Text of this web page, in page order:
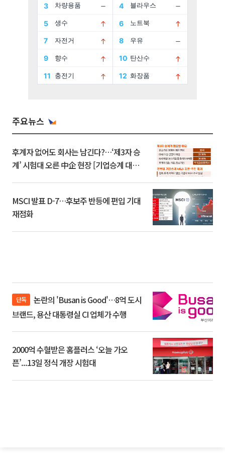
주요뉴스
후계자 없어도 회사는 남긴다?…‘제3자 승
계’ 시험대 오른 中企 현장 [기업승계 대전
MSCI 발표 D-7…후보주 반등에 편입 기대
재점화
단독
브랜드, 용산 대통령실 CI 업체가 수행
2000억 수혈받은 홈플러스 ‘오늘 가오
픈’...13일 정식 개장 시험대